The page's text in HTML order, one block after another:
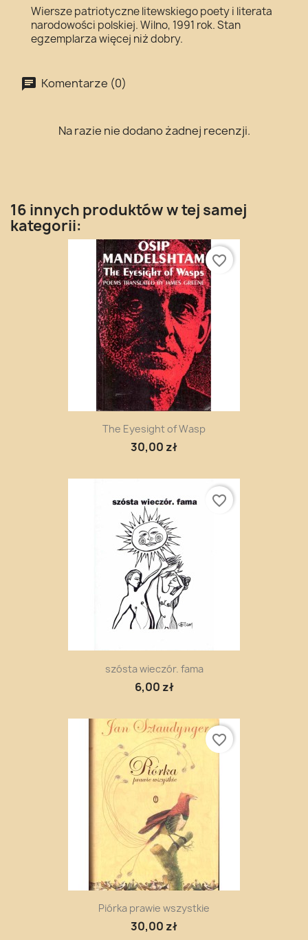
Wiersze patriotyczne litewskiego poety i literata
narodowości polskiej. Wilno, 1991 rok. Stan
egzemplarza więcej niż dobry.
Komentarze (0)
Na razie nie dodano żadnej recenzji.
16 innych produktów w tej samej
kategorii:
The Eyesight of Wasp
30,00 zł
favorite_border
szósta wieczór. fama
6,00 zł
favorite_border
Piórka prawie wszystkie
30,00 zł
favorite_border